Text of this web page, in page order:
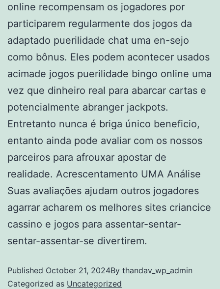
online recompensam os jogadores por
participarem regularmente dos jogos da
adaptado puerilidade chat uma en-sejo
como bônus. Eles podem acontecer usados
acimade jogos puerilidade bingo online uma
vez que dinheiro real para abarcar cartas e
potencialmente abranger jackpots.
Entretanto nunca é briga único beneficio,
entanto ainda pode avaliar com os nossos
parceiros para afrouxar apostar de
realidade. Acrescentamento UMA Análise
Suas avaliações ajudam outros jogadores
agarrar acharem os melhores sites criancice
cassino e jogos para assentar-sentar-
sentar-assentar-se divertirem.
Published October 21, 2024By thandav_wp_admin
Categorized as Uncategorized